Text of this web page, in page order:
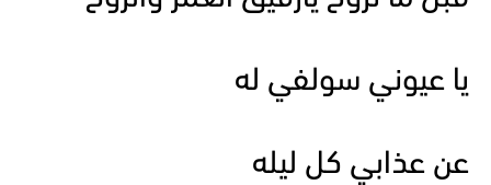
يا عيوني سولفي له
عن عذابي كل ليله